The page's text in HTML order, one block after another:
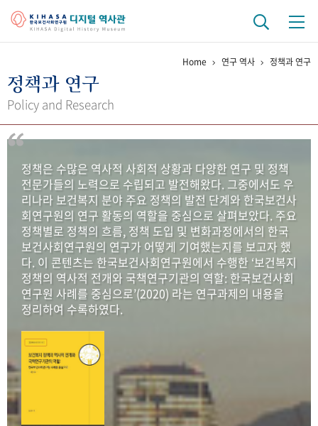
걸어온 길 기관 변천사
연구 역사
정책과 연구 키워드로 보는 연구 역사
연구자들
간행물 변천사
기록물 아카이브
사진 아카이브 문서 기록물 행정박물 영상 기록물
50+1주년 기념
성과 50선 숫자로 보는 50년
세계와 함께 한 KIHASA
VR 역사관
Home 연구 역사 정책과 연구
정책과 연구
Policy and Research
정책은 수많은 역사적 사회적 상황과 다양한 연구 및 정책
전문가들의 노력으로 수립되고 발전해왔다. 그중에서도 우
리나라 보건복지 분야 주요 정책의 발전 단계와 한국보건사
회연구원의 연구 활동의 역할을 중심으로 살펴보았다. 주요
정책별로 정책의 흐름, 정책 도입 및 변화과정에서의 한국
보건사회연구원의 연구가 어떻게 기여했는지를 보고자 했
다. 이 콘텐츠는 한국보건사회연구원에서 수행한 ‘보건복지
정책의 역사적 전개와 국책연구기관의 역할: 한국보건사회
연구원 사례를 중심으로’(2020) 라는 연구과제의 내용을
정리하여 수록하였다.